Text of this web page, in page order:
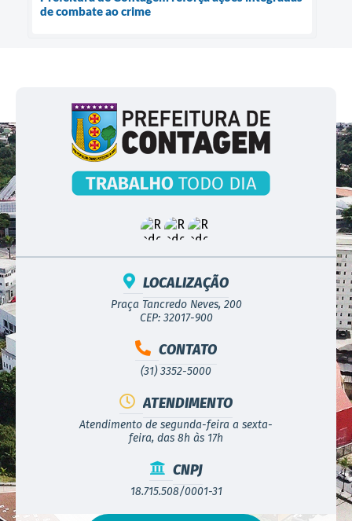
de combate ao crime
LOCALIZAÇÃO
Praça Tancredo Neves, 200
CEP: 32017-900
CONTATO
(31) 3352-5000
ATENDIMENTO
Atendimento de segunda-feira a sexta-
feira, das 8h às 17h
CNPJ
18.715.508/0001-31